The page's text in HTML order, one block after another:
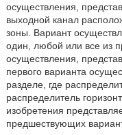
осуществления,
выходной канал
зоны. Вариант
один, любой или все из
осуществления,
первого варианта
разделе, где
распределитель
изобретения
предшествующих